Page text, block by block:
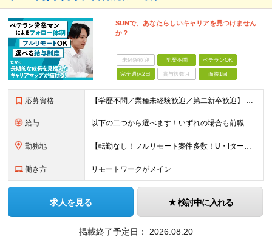
SUNで、あなたらしいキャリアを見つけません
か？
未経験歓迎 学歴不問 ベテランOK
完全週休2日 賞与複数月 面接1回
応募資格 【学歴不問／業種未経験歓迎／第二新卒歓迎】 ■IT・システムエンジニアの実務経験をお持ちの方※工程や使用言語、経験年数は不問 ◎転職回数は不問 ＼下記のような方にオススメ／ ・安定した収入を得たい方
給与 以下の二つから選べます！いずれの場合も前職の給与を考盛し給与シミュレーションを作成します。 【プロセス型（コツコツ給与を上げたい方向け）】 ■月給25万円～50万円 ※年齢や社歴、仕事の取り組み姿勢
勤務地 【転勤なし！フルリモート案件多数！U・Iターン歓迎】 一都三県を中心に豊富な案件を保有しております！ 東京・愛知・大阪・広島・福岡・新潟の 各プロジェクト先または自社拠点 ※勤務地は希望を考慮します
働き方 リモートワークがメイン
求人を見る 検討中に入れる
掲載終了予定日： 2026.08.20